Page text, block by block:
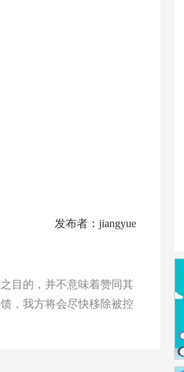
发布者：jiangyue
目的，并不意味着赞同其
，我方将会尽快移除被控